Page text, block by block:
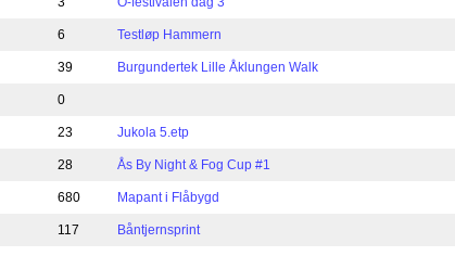
6 Testløp Hammern
39 Burgundertek Lille Åklungen Walk
0
23 Jukola 5.etp
28 Ås By Night & Fog Cup #1
680 Mapant i Flåbygd
117 Båntjernsprint